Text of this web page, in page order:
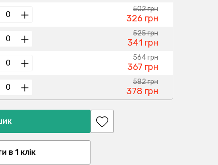
502 грн
326 грн
525 грн
341 грн
564 грн
367 грн
582 грн
378 грн
в 1 клік